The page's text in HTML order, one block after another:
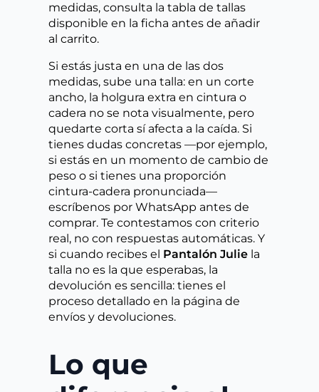
medidas, consulta la tabla de tallas
disponible en la ficha antes de añadir
al carrito.
Si estás justa en una de las dos
medidas, sube una talla: en un corte
ancho, la holgura extra en cintura o
cadera no se nota visualmente, pero
quedarte corta sí afecta a la caída. Si
tienes dudas concretas —por ejemplo,
si estás en un momento de cambio de
peso o si tienes una proporción
cintura-cadera pronunciada—
escríbenos por WhatsApp antes de
comprar. Te contestamos con criterio
real, no con respuestas automáticas. Y
si cuando recibes el Pantalón Julie la
talla no es la que esperabas, la
devolución es sencilla: tienes el
proceso detallado en la página de
envíos y devoluciones.
Lo que